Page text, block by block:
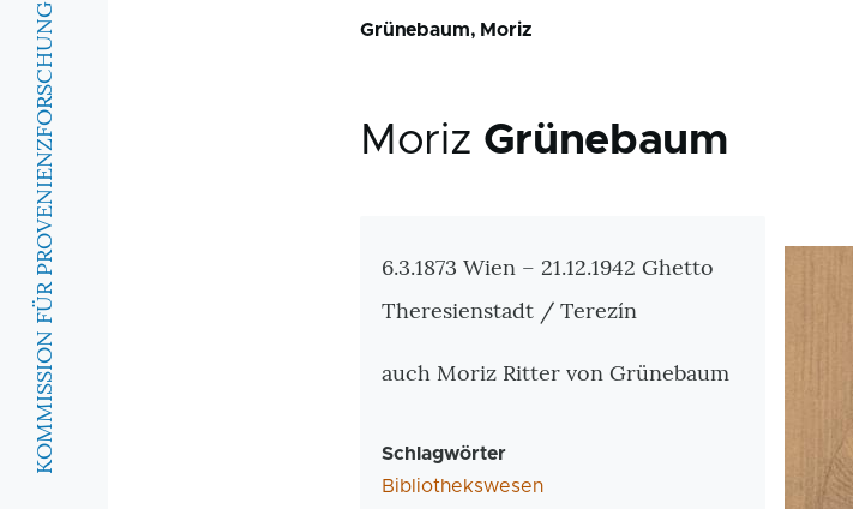
Grünebaum, Moriz
Moriz Grünebaum
Zusatzinformationen
6.3.1873 Wien – 21.12.1942 Ghetto
Theresienstadt / Terezín
auch Moriz Ritter von Grünebaum
Schlagwörter
Bibliothekswesen
KOMMISSION FÜR PROVENIENZFORSCHUNG